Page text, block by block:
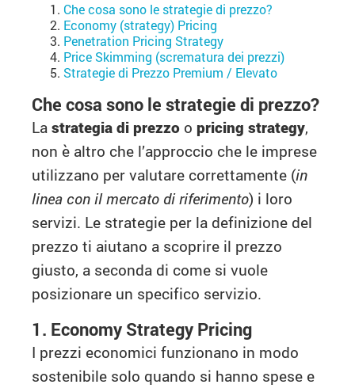
Che cosa sono le strategie di prezzo?
Economy (strategy) Pricing
Penetration Pricing Strategy
Price Skimming (scrematura dei prezzi)
Strategie di Prezzo Premium / Elevato
Che cosa sono le strategie di prezzo?
La strategia di prezzo o pricing strategy,
non è altro che l’approccio che le imprese
utilizzano per valutare correttamente (in
linea con il mercato di riferimento) i loro
servizi. Le strategie per la definizione del
prezzo ti aiutano a scoprire il prezzo
giusto, a seconda di come si vuole
posizionare un specifico servizio.
1. Economy Strategy Pricing
I prezzi economici funzionano in modo
sostenibile solo quando si hanno spese e